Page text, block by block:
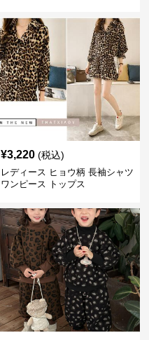
¥3,220 (税込)
レディース ヒョウ柄 長袖シャツ
ワンピース トップス